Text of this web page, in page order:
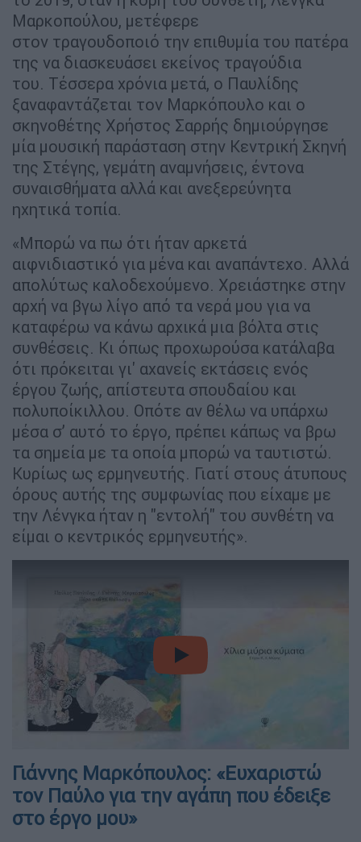
Μαρκοπούλου, μετέφερε
στον τραγουδοποιό την επιθυμία του πατέρα
της να διασκευάσει εκείνος τραγούδια
του. Τέσσερα χρόνια μετά, ο Παυλίδης
ξαναφαντάζεται τον Μαρκόπουλο και ο
σκηνοθέτης Χρήστος Σαρρής δημιούργησε
μία μουσική παράσταση στην Κεντρική Σκηνή
της Στέγης, γεμάτη αναμνήσεις, έντονα
συναισθήματα αλλά και ανεξερεύνητα
ηχητικά τοπία.
«Μπορώ να πω ότι ήταν αρκετά
αιφνιδιαστικό για μένα και αναπάντεχο. Αλλά
απολύτως καλοδεχούμενο. Χρειάστηκε στην
αρχή να βγω λίγο από τα νερά μου για να
καταφέρω να κάνω αρχικά μια βόλτα στις
συνθέσεις. Κι όπως προχωρούσα κατάλαβα
ότι πρόκειται γι' αχανείς εκτάσεις ενός
έργου ζωής, απίστευτα σπουδαίου και
πολυποίκιλλου. Οπότε αν θέλω να υπάρχω
μέσα σ’ αυτό το έργο, πρέπει κάπως να βρω
τα σημεία με τα οποία μπορώ να ταυτιστώ.
Κυρίως ως ερμηνευτής. Γιατί στους άτυπους
όρους αυτής της συμφωνίας που είχαμε με
την Λένγκα ήταν η "εντολή" του συνθέτη να
είμαι ο κεντρικός ερμηνευτής».
video
Γιάννης Μαρκόπουλος: «Ευχαριστώ
τον Παύλο για την αγάπη που έδειξε
στο έργο μου»